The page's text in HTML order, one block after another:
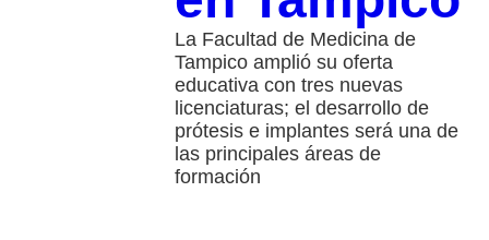
La Facultad de Medicina de
Tampico amplió su oferta
educativa con tres nuevas
licenciaturas; el desarrollo de
prótesis e implantes será una de
las principales áreas de
formación